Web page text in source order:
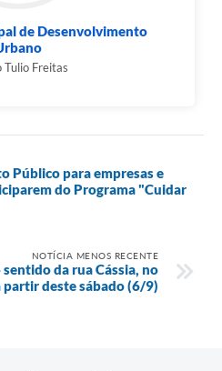
de Desenvolvimento
Tulio Freitas
Público para empresas e
do Programa "Cuidar
NOTÍCIA MENOS RECENTE
da rua Cássia, no
deste sábado (6/9)